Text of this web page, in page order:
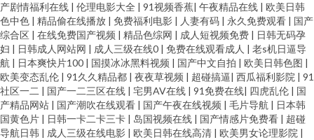
产剧情福利在线 | 伦理电影大全 | 91视频香蕉| 午夜精品在线 | 欧美日韩
色中色 | 精品偷在线播放 | 免费福利电影 | 人妻有码 | 永久免费观看 | 国产
综合区 | 在线免费国产视频 | 精品色综网 | 成人短视频免费 | 日韩无码孕
妇 | 日韩成人网站网 | 成人三级在线0 | 免费在线观看成人 | 老s机日逼导
航 | 日本爽快片100 | 国摸冰冰黑料视频 | 国产中文自拍 | 欧美日韩色图 |
欧美变态乱伦 | 91久久精品都 | 夜夜草视频 | 超碰搞逼| 西瓜福利影院 | 91
社区一二 | 国产一二三区在线 | 宅男AV在线 | 91免费在线| 四虎乱伦 | 国
产精品网站 | 国产潮吹在线观看 | 国产午夜在线视频 | 毛片导航 | 日本韩
国黄色片 | 日韩一卡二卡三卡 | 岛国视频在线 | 国产情感片免费看 | 超碰
导航日韩 | 成人三级在线电影 | 欧美日韩在线高清 | 欧美男女论理影院 |